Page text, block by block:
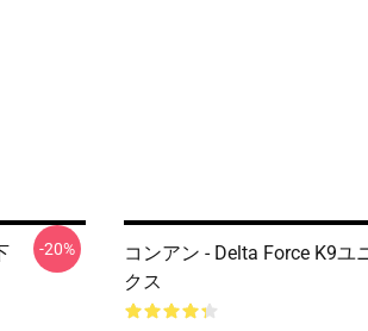
-20%
コンアン - Delta Force K9ユ
クス